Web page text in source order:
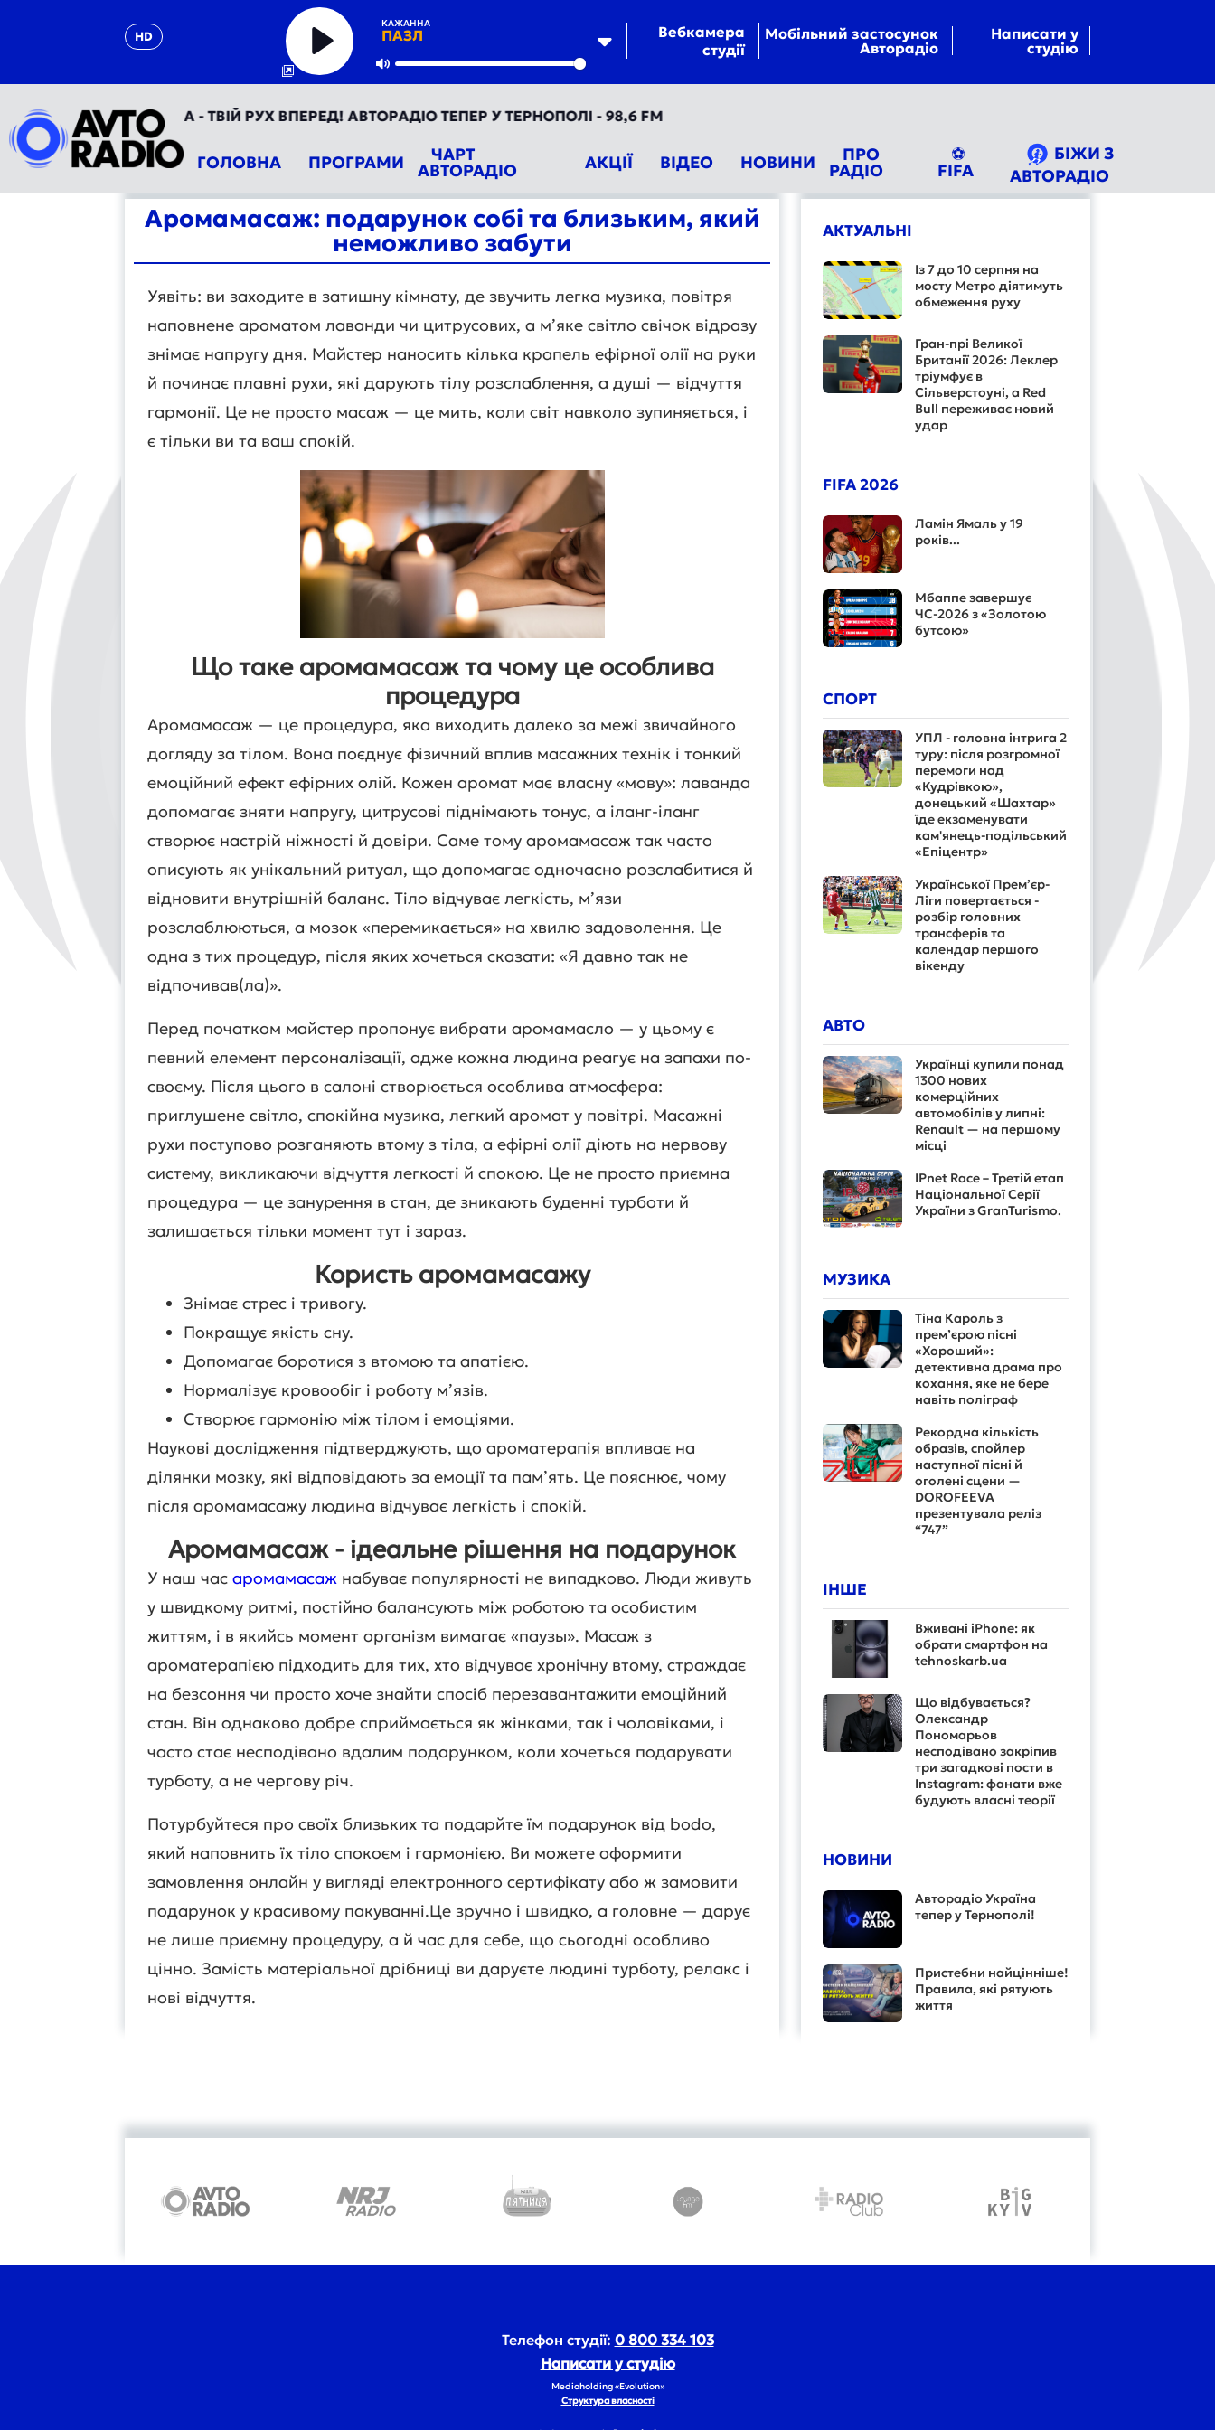
HD
КАЖАННА
ПАЗЛ
Play
Mute
Вебкамера
студії
Мобільний застосунок
Авторадіо
Написати у
студію
АВТОРАДІО УКРАЇНА - ТВІЙ РУХ ВПЕРЕД! АВТОРАДІО ТЕПЕР У ТЕРНОПОЛІ - 98,6 FM
ГОЛОВНА ПРОГРАМИ ЧАРТ
АВТОРАДІО АКЦІЇ ВІДЕО НОВИНИ ПРО
РАДІО
⚽
FIFA
БІЖИ З
АВТОРАДІО
Аромамасаж: подарунок собі та близьким, який
неможливо забути
Уявіть: ви заходите в затишну кімнату, де звучить легка музика, повітря
наповнене ароматом лаванди чи цитрусових, а м’яке світло свічок відразу
знімає напругу дня. Майстер наносить кілька крапель ефірної олії на руки
й починає плавні рухи, які дарують тілу розслаблення, а душі — відчуття
гармонії. Це не просто масаж — це мить, коли світ навколо зупиняється, і
є тільки ви та ваш спокій.
Що таке аромамасаж та чому це особлива
процедура
Аромамасаж — це процедура, яка виходить далеко за межі звичайного
догляду за тілом. Вона поєднує фізичний вплив масажних технік і тонкий
емоційний ефект ефірних олій. Кожен аромат має власну «мову»: лаванда
допомагає зняти напругу, цитрусові піднімають тонус, а іланг-іланг
створює настрій ніжності й довіри. Саме тому аромамасаж так часто
описують як унікальний ритуал, що допомагає одночасно розслабитися й
відновити внутрішній баланс. Тіло відчуває легкість, м’язи
розслаблюються, а мозок «перемикається» на хвилю задоволення. Це
одна з тих процедур, після яких хочеться сказати: «Я давно так не
відпочивав(ла)».
Перед початком майстер пропонує вибрати аромамасло — у цьому є
певний елемент персоналізації, адже кожна людина реагує на запахи по-
своєму. Після цього в салоні створюється особлива атмосфера:
приглушене світло, спокійна музика, легкий аромат у повітрі. Масажні
рухи поступово розганяють втому з тіла, а ефірні олії діють на нервову
систему, викликаючи відчуття легкості й спокою. Це не просто приємна
процедура — це занурення в стан, де зникають буденні турботи й
залишається тільки момент тут і зараз.
Користь аромамасажу
Знімає стрес і тривогу.
Покращує якість сну.
Допомагає боротися з втомою та апатією.
Нормалізує кровообіг і роботу м’язів.
Створює гармонію між тілом і емоціями.
Наукові дослідження підтверджують, що ароматерапія впливає на
ділянки мозку, які відповідають за емоції та пам’ять. Це пояснює, чому
після аромамасажу людина відчуває легкість і спокій.
Аромамасаж - ідеальне рішення на подарунок
У наш час аромамасаж набуває популярності не випадково. Люди живуть
у швидкому ритмі, постійно балансують між роботою та особистим
життям, і в якийсь момент організм вимагає «паузы». Масаж з
ароматерапією підходить для тих, хто відчуває хронічну втому, страждає
на безсоння чи просто хоче знайти спосіб перезавантажити емоційний
стан. Він однаково добре сприймається як жінками, так і чоловіками, і
часто стає несподівано вдалим подарунком, коли хочеться подарувати
турботу, а не чергову річ.
Потурбуйтеся про своїх близьких та подарйте їм подарунок від bodo,
який наповнить їх тіло спокоєм і гармонією. Ви можете оформити
замовлення онлайн у вигляді електронного сертифікату або ж замовити
подарунок у красивому пакуванні.Це зручно і швидко, а головне — дарує
не лише приємну процедуру, а й час для себе, що сьогодні особливо
цінно. Замість матеріальної дрібниці ви даруєте людині турботу, релакс і
нові відчуття.
АКТУАЛЬНІ
Із 7 до 10 серпня на
мосту Метро діятимуть
обмеження руху
Гран-прі Великої
Британії 2026: Леклер
тріумфує в
Сільверстоуні, а Red
Bull переживає новий
удар
FIFA 2026
Ламін Ямаль у 19
років...
Мбаппе завершує
ЧС-2026 з «Золотою
бутсою»
СПОРТ
УПЛ - головна інтрига 2
туру: після розгромної
перемоги над
«Кудрівкою»,
донецький «Шахтар»
їде екзаменувати
кам'янець-подільський
«Епіцентр»
Української Прем’єр-
Ліги повертається -
розбір головних
трансферів та
календар першого
вікенду
АВТО
Українці купили понад
1300 нових
комерційних
автомобілів у липні:
Renault — на першому
місці
IPnet Race – Третій етап
Національної Серії
України з GranTurismo.
МУЗИКА
Тіна Кароль з
прем’єрою пісні
«Хороший»:
детективна драма про
кохання, яке не бере
навіть поліграф
Рекордна кількість
образів, спойлер
наступної пісні й
оголені сцени —
DOROFEEVA
презентувала реліз
“747”
ІНШЕ
Вживані iPhone: як
обрати смартфон на
tehnoskarb.ua
Що відбувається?
Олександр
Пономарьов
несподівано закріпив
три загадкові пости в
Instagram: фанати вже
будують власні теорії
НОВИНИ
Авторадіо Україна
тепер у Тернополі!
Пристебни найцінніше!
Правила, які рятують
життя
Телефон студії: 0 800 334 103
Написати у студію
Mediaholding «Evolution»
Структура власності